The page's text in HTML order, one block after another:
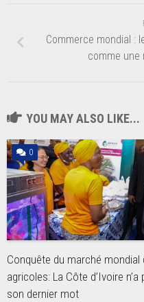
Commerce mondial :
comme
YOU MAY ALSO LIKE...
0
Conquête du marché mondial
agricoles: La Côte d’Ivoire
son dernier mot